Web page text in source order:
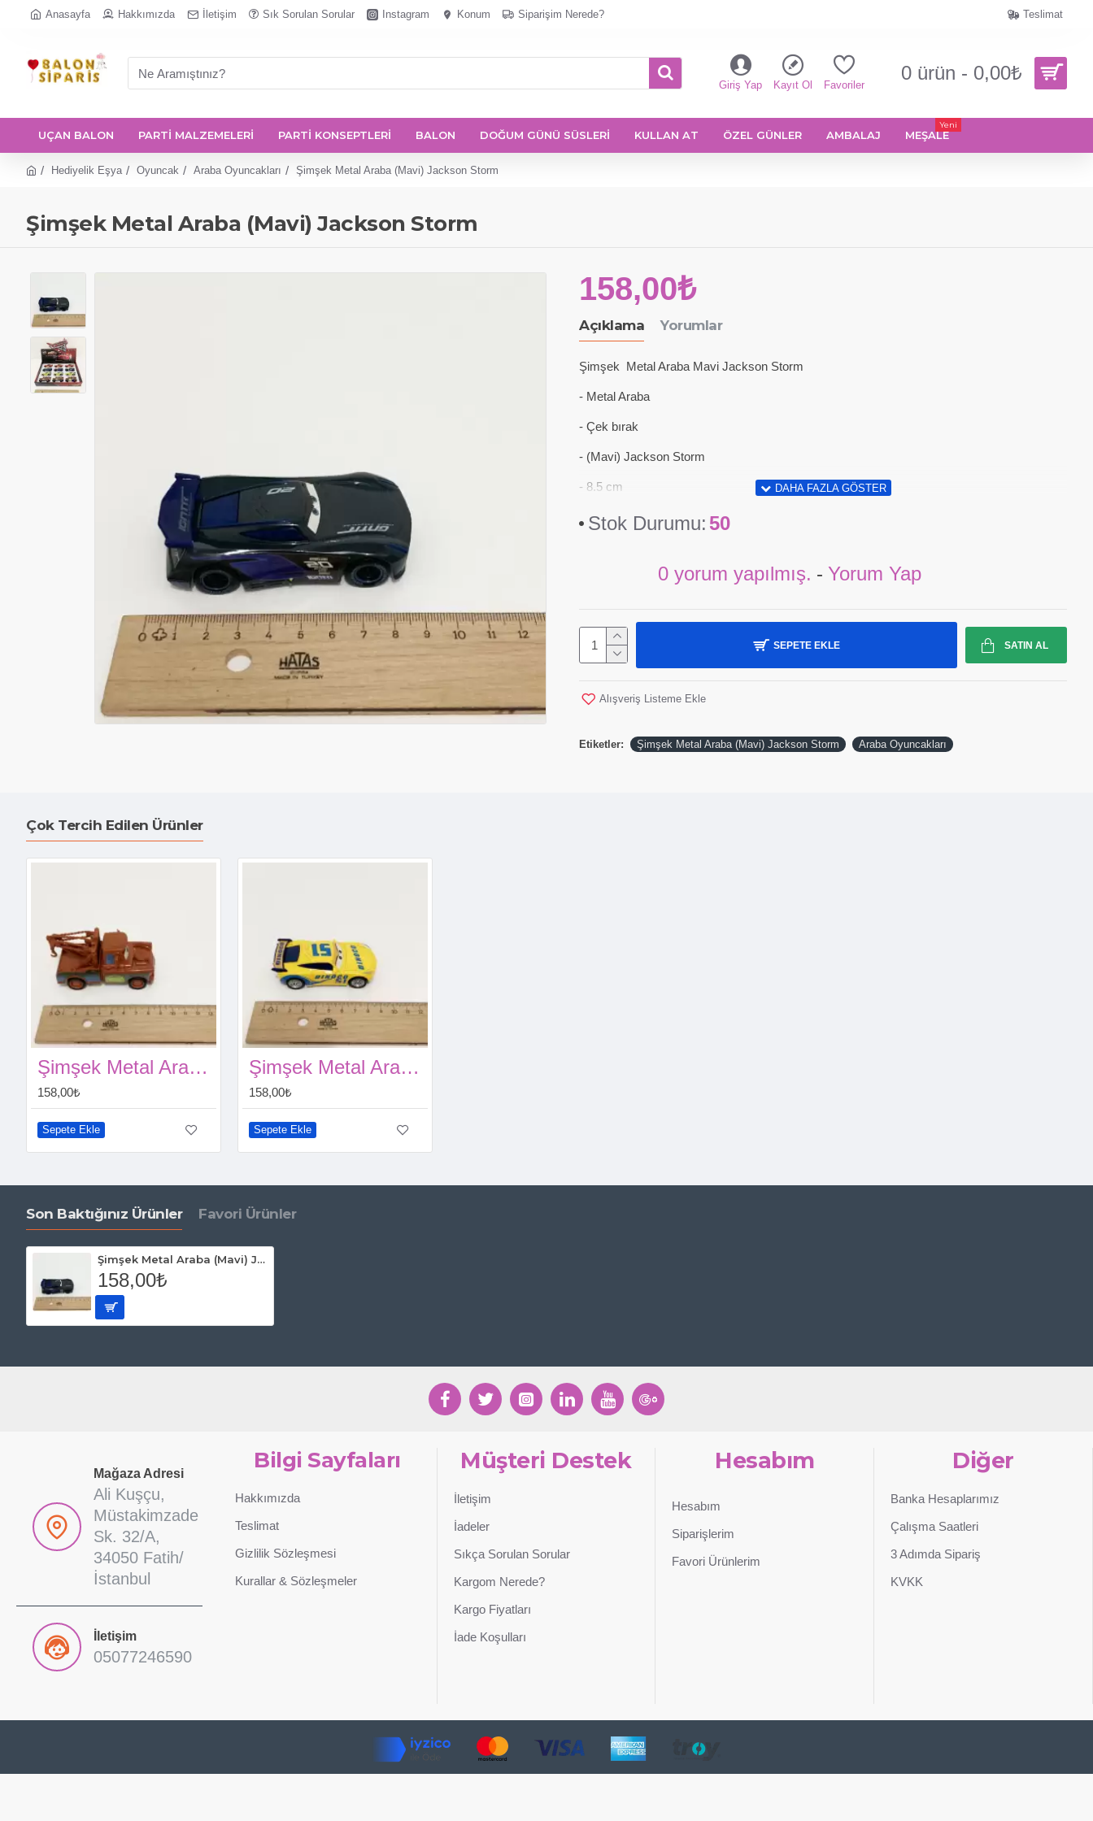
Anasayfa Hakkımızda İletişim Sık Sorulan Sorular Instagram Konum Siparişim Nerede? Teslimat
Giriş Yap Kayıt Ol Favoriler
0 ürün - 0,00₺
UÇAN BALON PARTİ MALZEMELERİ PARTİ KONSEPTLERİ BALON DOĞUM GÜNÜ SÜSLERİ KULLAN AT ÖZEL GÜNLER AMBALAJ MEŞALE
Yeni
Hediyelik Eşya Oyuncak Araba Oyuncakları Şimşek Metal Araba (Mavi) Jackson Storm
Şimşek Metal Araba (Mavi) Jackson Storm
Açıklama Yorumlar
Şimşek Metal Araba Mavi Jackson Storm
- Metal Araba
- Çek bırak
- (Mavi) Jackson Storm
- 8.5 cm
Stok Durumu: 50
0 yorum yapılmış. - Yorum Yap
158,00₺
SEPETE EKLE SATIN AL
Alışveriş Listeme Ekle
Etiketler: Şimşek Metal Araba (Mavi) Jackson Storm Araba Oyuncakları
Çok Tercih Edilen Ürünler
Şimşek Metal Araba (Çekici) Tow Mater
158,00₺
Sepete Ekle
Şimşek Metal Araba (Sarı) Cruz Ramirez
158,00₺
Sepete Ekle
Son Baktığınız Ürünler Favori Ürünler
Şimşek Metal Araba (Mavi) Jackson Storm
158,00₺
Mağaza Adresi
Ali Kuşçu,
Müstakimzade
Sk. 32/A,
34050 Fatih/
İstanbul
İletişim
05077246590
Bilgi Sayfaları
Hakkımızda
Teslimat
Gizlilik Sözleşmesi
Kurallar & Sözleşmeler
Müşteri Destek
İletişim
İadeler
Sıkça Sorulan Sorular
Kargom Nerede?
Kargo Fiyatları
İade Koşulları
Hesabım
Hesabım
Siparişlerim
Favori Ürünlerim
Diğer
Banka Hesaplarımız
Çalışma Saatleri
3 Adımda Sipariş
KVKK